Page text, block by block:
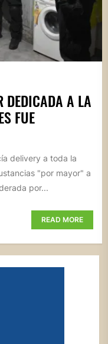
DEDICADA A LA
FUE
delivery a toda la
"por mayor" a
por...
READ MORE